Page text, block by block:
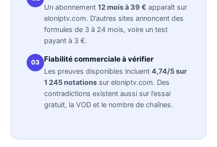
Un abonnement12 mois à 39 € apparaît sur
eloniptv.com. D’autres sites annoncent des
formules de 3 à 24 mois, voire un test
payant à 3 €.
03 Fiabilité commerciale à vérifier
Les preuves disponibles incluent4,74/5 sur
1 245 notations sur eloniptv.com. Des
contradictions existent aussi sur l’essai
gratuit, la VOD et le nombre de chaînes.